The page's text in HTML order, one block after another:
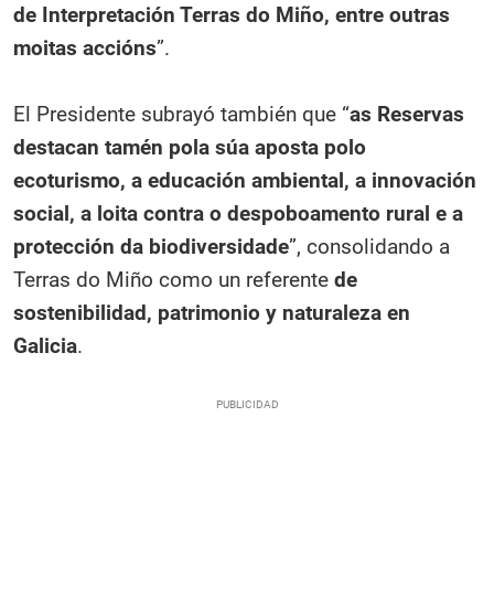
de Interpretación Terras do Miño, entre outras
moitas accións”.
El Presidente subrayó también que “as Reservas
destacan tamén pola súa aposta polo
ecoturismo, a educación ambiental, a innovación
social, a loita contra o despoboamento rural e a
protección da biodiversidade”, consolidando a
Terras do Miño como un referente de
sostenibilidad, patrimonio y naturaleza en
Galicia.